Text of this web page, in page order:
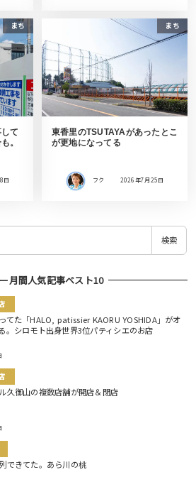
まち
て
。
日
まち
東香里のTSUTAYAがあったとこ
が更地になってる
フク 2026年7月25日
検索
月間人気記事ベスト10
てた「HALO, patissier KAORU YOSHIDA」がオ
。シロモト出身世界3位パティシエのお店
久御山の複数店舗が開店＆閉店
できてた。あら川の桃